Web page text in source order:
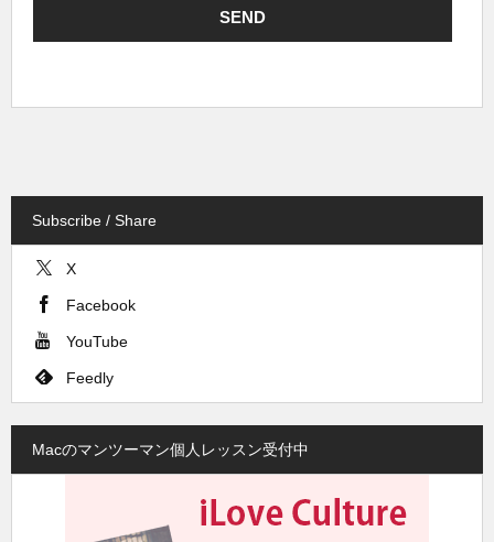
Subscribe / Share
X
Facebook
YouTube
Feedly
Macのマンツーマン個人レッスン受付中